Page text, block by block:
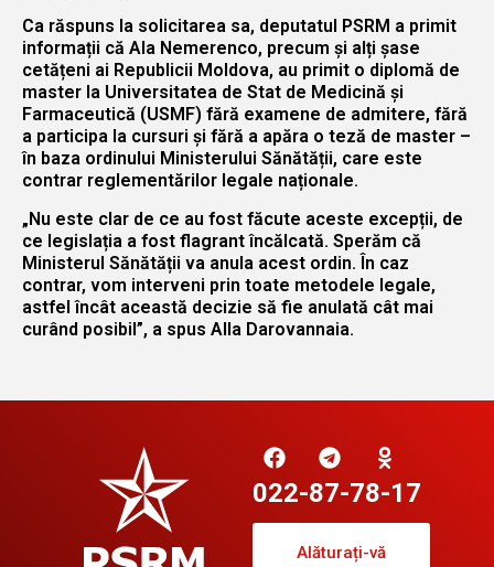
Ca răspuns la solicitarea sa, deputatul PSRM a primit
informații că Ala Nemerenco, precum și alți șase
cetățeni ai Republicii Moldova, au primit o diplomă de
master la Universitatea de Stat de Medicină și
Farmaceutică (USMF) fără examene de admitere, fără
a participa la cursuri și fără a apăra o teză de master –
în baza ordinului Ministerului Sănătății, care este
contrar reglementărilor legale naționale.
„Nu este clar de ce au fost făcute aceste excepții, de
ce legislația a fost flagrant încălcată. Sperăm că
Ministerul Sănătății va anula acest ordin. În caz
contrar, vom interveni prin toate metodele legale,
astfel încât această decizie să fie anulată cât mai
curând posibil”, a spus Alla Darovannaia.
022-87-78-17
Alăturați-vă